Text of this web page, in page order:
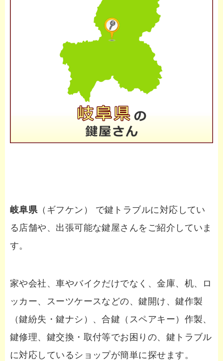
岐阜県（ギフケン） で鍵トラブルに対応してい
る店舗や、出張可能な鍵屋さんをご紹介していま
す。
家や会社、車やバイクだけでなく、金庫、机、ロ
ッカー、スーツケースなどの、鍵開け、鍵作製
（鍵紛失・鍵ナシ）、合鍵（スペアキー）作製、
鍵修理、鍵交換・取付等でお困りの、鍵トラブル
に対応しているショップが簡単に探せます。